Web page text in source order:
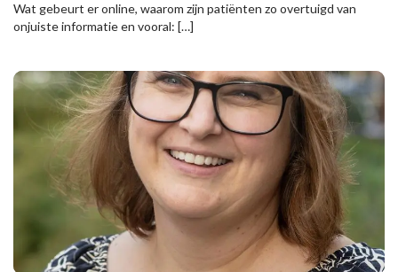
Wat gebeurt er online, waarom zijn patiënten zo overtuigd van
onjuiste informatie en vooral: […]